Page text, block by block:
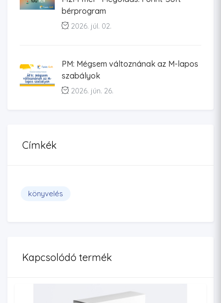
bérprogram
2026. júl. 02.
PM: Mégsem változnának az M-lapos
szabályok
2026. jún. 26.
Címkék
könyvelés
Kapcsolódó termék